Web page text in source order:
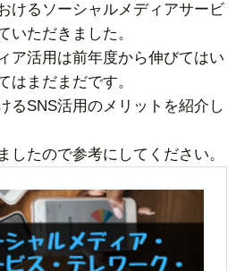
けるソーシャルメディアサービ
いただきました。
ア活用は前年度から伸びてはい
はまだまだです。
るSNS活用のメリットを紹介し
したので参考にしてください。